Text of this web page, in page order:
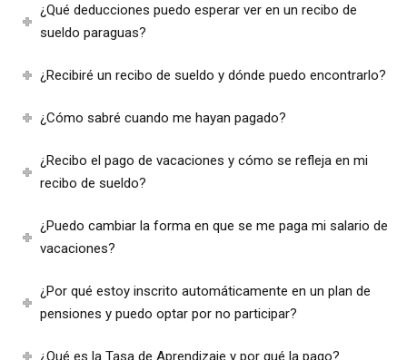
¿Qué deducciones puedo esperar ver en un recibo de
sueldo paraguas?
¿Recibiré un recibo de sueldo y dónde puedo encontrarlo?
¿Cómo sabré cuando me hayan pagado?
¿Recibo el pago de vacaciones y cómo se refleja en mi
recibo de sueldo?
¿Puedo cambiar la forma en que se me paga mi salario de
vacaciones?
¿Por qué estoy inscrito automáticamente en un plan de
pensiones y puedo optar por no participar?
¿Qué es la Tasa de Aprendizaje y por qué la pago?